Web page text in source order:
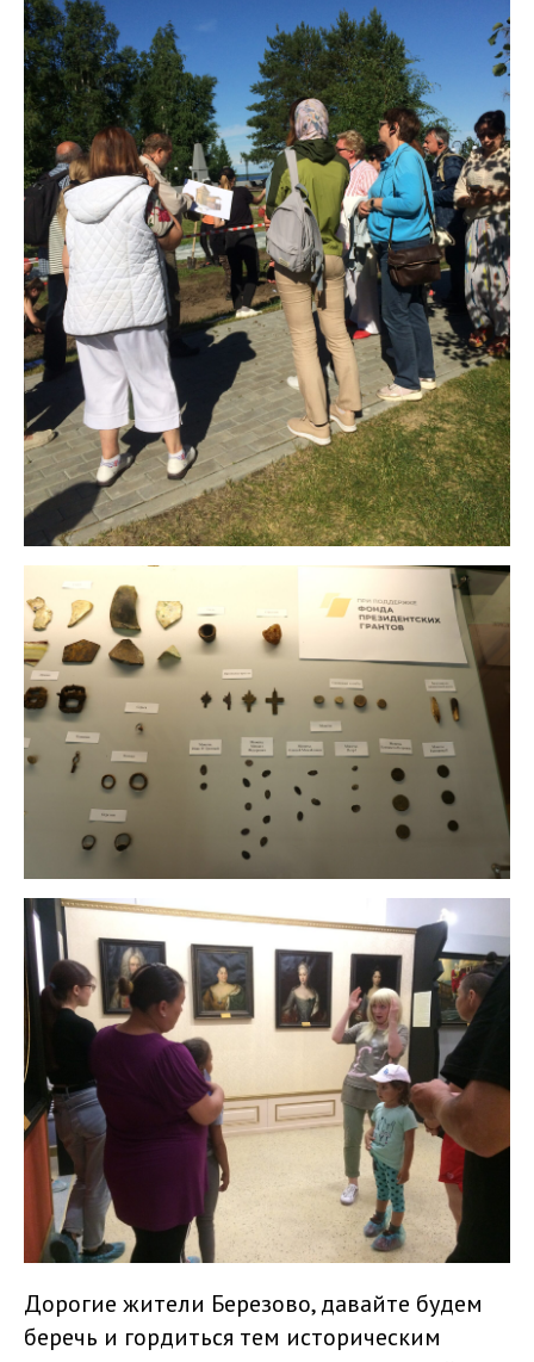
Дорогие жители Березово, давайте будем
беречь и гордиться тем историческим